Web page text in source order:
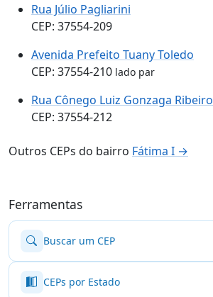
Rua Júlio Pagliarini
CEP: 37554-209
Avenida Prefeito Tuany Toledo
CEP: 37554-210 lado par
Rua Cônego Luiz Gonzaga Ribeiro
CEP: 37554-212
Outros CEPs do bairro Fátima I →
Ferramentas
Buscar um CEP
CEPs por Estado